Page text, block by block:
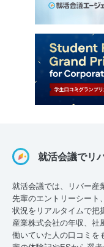
就活会議でリ
就活会議では、リバー産
先輩のエントリーシート
状況をリアルタイムで把
産業株式会社の年収、
働いていた人の口コミを